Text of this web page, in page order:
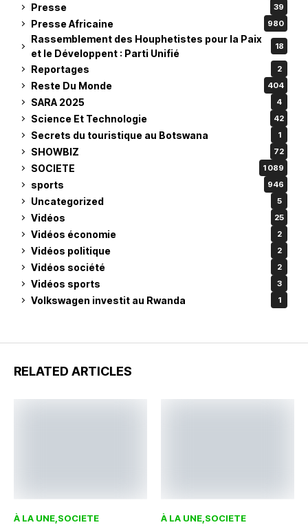
Presse 39
Presse Africaine 980
Rassemblement des Houphetistes pour la Paix
et le Développent : Parti Unifié
18
Reportages 2
Reste Du Monde 404
SARA 2025 4
Science Et Technologie 42
Secrets du touristique au Botswana 1
SHOWBIZ 72
SOCIETE 1 089
sports 946
Uncategorized 5
Vidéos 25
Vidéos économie 2
Vidéos politique 2
Vidéos société 2
Vidéos sports 3
Volkswagen investit au Rwanda 1
RELATED ARTICLES
À LA UNE SOCIETE À LA UNE SOCIETE